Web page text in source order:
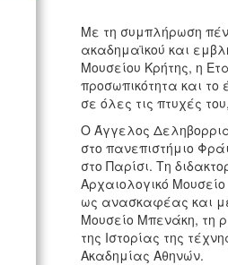
Με τη συμπλήρωση
ακαδημαϊκού και
Μουσείου Κρήτης, η
προσωπικότητα και το
σε όλες τις πτυχές
Ο Άγγελος
στο πανεπιστήμιο
στο Παρίσι. Τη
Αρχαιολογικό
ως ανασκαφέας και
Μουσείο Μπενάκη, τη
της Ιστορίας της
Ακαδημίας Αθηνών.